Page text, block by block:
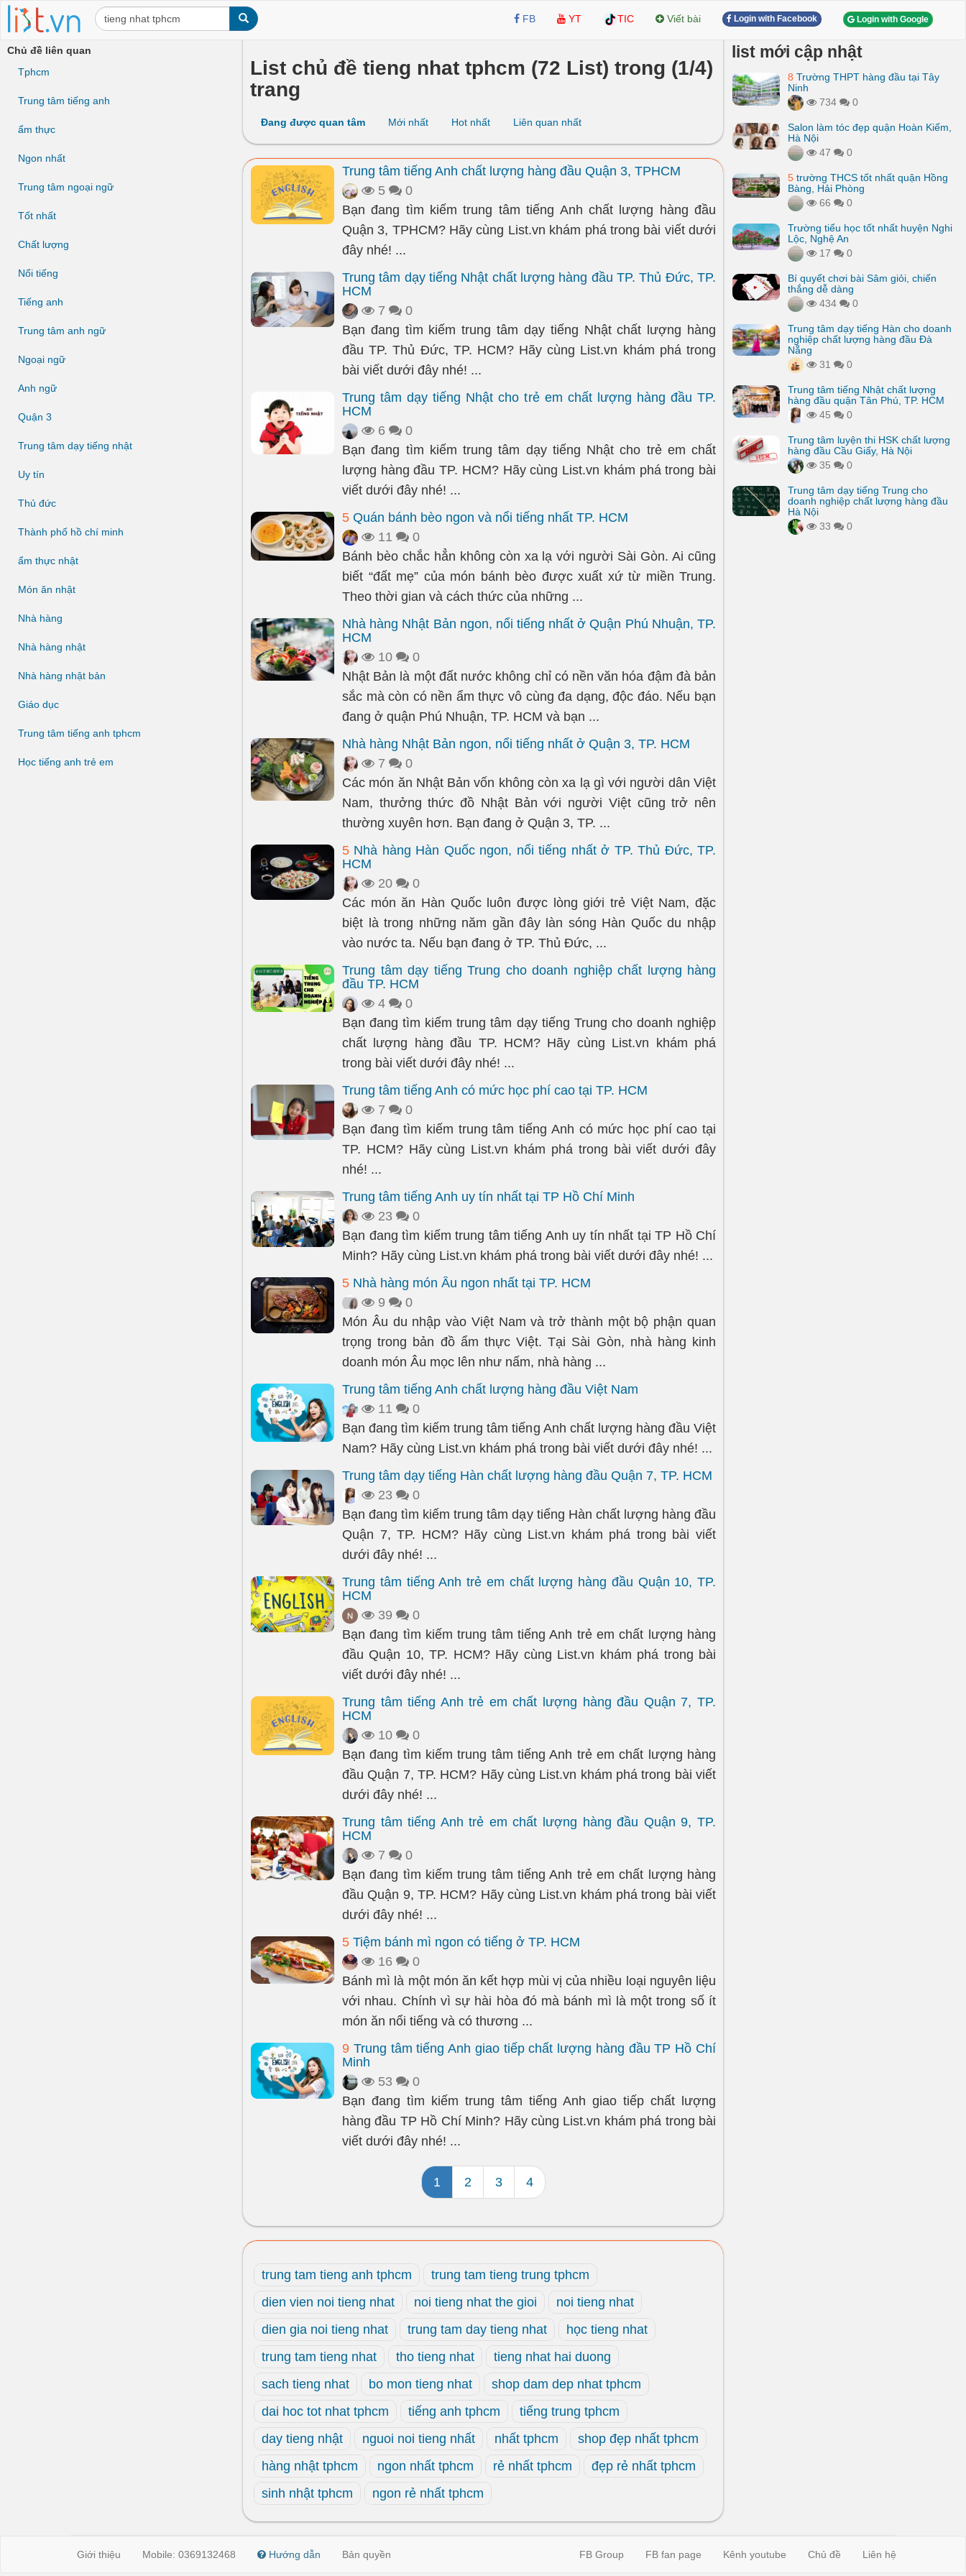
FB YT TIC Viết bài Login with Facebook Login with Google
Chủ đề liên quan
Tphcm
Trung tâm tiếng anh
ẩm thực
Ngon nhất
Trung tâm ngoại ngữ
Tốt nhất
Chất lượng
Nổi tiếng
Tiếng anh
Trung tâm anh ngữ
Ngoại ngữ
Anh ngữ
Quận 3
Trung tâm dạy tiếng nhật
Uy tín
Thủ đức
Thành phố hồ chí minh
ẩm thực nhật
Món ăn nhật
Nhà hàng
Nhà hàng nhật
Nhà hàng nhật bản
Giáo dục
Trung tâm tiếng anh tphcm
Học tiếng anh trẻ em
List chủ đề tieng nhat tphcm (72 List) trong (1/4)
trang
Đang được quan tâm Mới nhất Hot nhất Liên quan nhất
Trung tâm tiếng Anh chất lượng hàng đầu Quận 3, TPHCM
5
0
Bạn đang tìm kiếm trung tâm tiếng Anh chất lượng hàng đầu
Quận 3, TPHCM? Hãy cùng List.vn khám phá trong bài viết dưới
đây nhé! ...
Trung tâm dạy tiếng Nhật chất lượng hàng đầu TP. Thủ Đức, TP.
HCM
7
0
Bạn đang tìm kiếm trung tâm dạy tiếng Nhật chất lượng hàng
đầu TP. Thủ Đức, TP. HCM? Hãy cùng List.vn khám phá trong
bài viết dưới đây nhé! ...
Trung tâm dạy tiếng Nhật cho trẻ em chất lượng hàng đầu TP.
HCM
6
0
Bạn đang tìm kiếm trung tâm dạy tiếng Nhật cho trẻ em chất
lượng hàng đầu TP. HCM? Hãy cùng List.vn khám phá trong bài
viết dưới đây nhé! ...
5 Quán bánh bèo ngon và nổi tiếng nhất TP. HCM
11
0
Bánh bèo chắc hẳn không còn xa lạ với người Sài Gòn. Ai cũng
biết “đất mẹ” của món bánh bèo được xuất xứ từ miền Trung.
Theo thời gian và cách thức của những ...
Nhà hàng Nhật Bản ngon, nổi tiếng nhất ở Quận Phú Nhuận, TP.
HCM
10
0
Nhật Bản là một đất nước không chỉ có nền văn hóa đậm đà bản
sắc mà còn có nền ẩm thực vô cùng đa dạng, độc đáo. Nếu bạn
đang ở quận Phú Nhuận, TP. HCM và bạn ...
Nhà hàng Nhật Bản ngon, nổi tiếng nhất ở Quận 3, TP. HCM
7
0
Các món ăn Nhật Bản vốn không còn xa lạ gì với người dân Việt
Nam, thưởng thức đồ Nhật Bản với người Việt cũng trở nên
thường xuyên hơn. Bạn đang ở Quận 3, TP. ...
5 Nhà hàng Hàn Quốc ngon, nổi tiếng nhất ở TP. Thủ Đức, TP.
HCM
20
0
Các món ăn Hàn Quốc luôn được lòng giới trẻ Việt Nam, đặc
biệt là trong những năm gần đây làn sóng Hàn Quốc du nhập
vào nước ta. Nếu bạn đang ở TP. Thủ Đức, ...
Trung tâm dạy tiếng Trung cho doanh nghiệp chất lượng hàng
đầu TP. HCM
4
0
Bạn đang tìm kiếm trung tâm dạy tiếng Trung cho doanh nghiệp
chất lượng hàng đầu TP. HCM? Hãy cùng List.vn khám phá
trong bài viết dưới đây nhé! ...
Trung tâm tiếng Anh có mức học phí cao tại TP. HCM
7
0
Bạn đang tìm kiếm trung tâm tiếng Anh có mức học phí cao tại
TP. HCM? Hãy cùng List.vn khám phá trong bài viết dưới đây
nhé! ...
Trung tâm tiếng Anh uy tín nhất tại TP Hồ Chí Minh
23
0
Bạn đang tìm kiếm trung tâm tiếng Anh uy tín nhất tại TP Hồ Chí
Minh? Hãy cùng List.vn khám phá trong bài viết dưới đây nhé! ...
5 Nhà hàng món Âu ngon nhất tại TP. HCM
9
0
Món Âu du nhập vào Việt Nam và trở thành một bộ phận quan
trọng trong bản đồ ẩm thực Việt. Tại Sài Gòn, nhà hàng kinh
doanh món Âu mọc lên như nấm, nhà hàng ...
Trung tâm tiếng Anh chất lượng hàng đầu Việt Nam
11
0
Bạn đang tìm kiếm trung tâm tiếng Anh chất lượng hàng đầu Việt
Nam? Hãy cùng List.vn khám phá trong bài viết dưới đây nhé! ...
Trung tâm dạy tiếng Hàn chất lượng hàng đầu Quận 7, TP. HCM
23
0
Bạn đang tìm kiếm trung tâm dạy tiếng Hàn chất lượng hàng đầu
Quận 7, TP. HCM? Hãy cùng List.vn khám phá trong bài viết
dưới đây nhé! ...
Trung tâm tiếng Anh trẻ em chất lượng hàng đầu Quận 10, TP.
HCM
39
0
Bạn đang tìm kiếm trung tâm tiếng Anh trẻ em chất lượng hàng
đầu Quận 10, TP. HCM? Hãy cùng List.vn khám phá trong bài
viết dưới đây nhé! ...
Trung tâm tiếng Anh trẻ em chất lượng hàng đầu Quận 7, TP.
HCM
10
0
Bạn đang tìm kiếm trung tâm tiếng Anh trẻ em chất lượng hàng
đầu Quận 7, TP. HCM? Hãy cùng List.vn khám phá trong bài viết
dưới đây nhé! ...
Trung tâm tiếng Anh trẻ em chất lượng hàng đầu Quận 9, TP.
HCM
7
0
Bạn đang tìm kiếm trung tâm tiếng Anh trẻ em chất lượng hàng
đầu Quận 9, TP. HCM? Hãy cùng List.vn khám phá trong bài viết
dưới đây nhé! ...
5 Tiệm bánh mì ngon có tiếng ở TP. HCM
16
0
Bánh mì là một món ăn kết hợp mùi vị của nhiều loại nguyên liệu
với nhau. Chính vì sự hài hòa đó mà bánh mì là một trong số ít
món ăn nổi tiếng và có thương ...
9 Trung tâm tiếng Anh giao tiếp chất lượng hàng đầu TP Hồ Chí
Minh
53
0
Bạn đang tìm kiếm trung tâm tiếng Anh giao tiếp chất lượng
hàng đầu TP Hồ Chí Minh? Hãy cùng List.vn khám phá trong bài
viết dưới đây nhé! ...
1 2 3 4
trung tam tieng anh tphcm
trung tam tieng trung tphcm
dien vien noi tieng nhat
noi tieng nhat the gioi
noi tieng nhat
dien gia noi tieng nhat
trung tam day tieng nhat
học tieng nhat
trung tam tieng nhat
tho tieng nhat
tieng nhat hai duong
sach tieng nhat
bo mon tieng nhat
shop dam dep nhat tphcm
dai hoc tot nhat tphcm
tiếng anh tphcm
tiếng trung tphcm
day tieng nhật
nguoi noi tieng nhất nhất tphcm
shop đẹp nhất tphcm
hàng nhật tphcm
ngon nhất tphcm rẻ nhất tphcm
đẹp rẻ nhất tphcm
sinh nhật tphcm
ngon rẻ nhất tphcm
list mới cập nhật
8 Trường THPT hàng đầu tại Tây
Ninh
734
0
Salon làm tóc đẹp quận Hoàn Kiếm,
Hà Nội
47
0
5 trường THCS tốt nhất quận Hồng
Bàng, Hải Phòng
66
0
Trường tiểu học tốt nhất huyện Nghi
Lộc, Nghệ An
17
0
Bí quyết chơi bài Sâm giỏi, chiến
thắng dễ dàng
434
0
Trung tâm dạy tiếng Hàn cho doanh
nghiệp chất lượng hàng đầu Đà
Nẵng
31
0
Trung tâm tiếng Nhật chất lượng
hàng đầu quận Tân Phú, TP. HCM
45
0
Trung tâm luyện thi HSK chất lượng
hàng đầu Cầu Giấy, Hà Nội
35
0
Trung tâm dạy tiếng Trung cho
doanh nghiệp chất lượng hàng đầu
Hà Nội
33
0
Giới thiệu Mobile: 0369132468 Hướng dẫn Bản quyền FB Group FB fan page Kênh youtube Chủ đề Liên hệ